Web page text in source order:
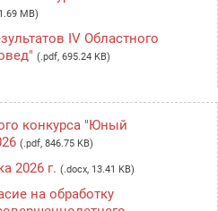
MB)
IV Областного
(.pdf, 695.24 KB)
конкурса "Юный
(.pdf, 846.75 KB)
2026 г. (.docx, 13.41 KB)
на обработку